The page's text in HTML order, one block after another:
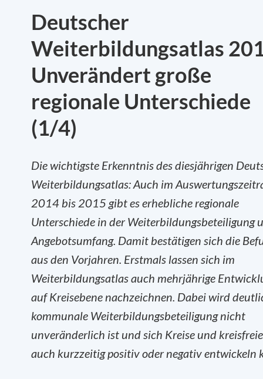
Deutscher
Weiterbildungsatlas
Unverändert große
regionale Unterschiede
(1/4)
Die wichtigste Erkenntnis des diesjährigen
Weiterbildungsatlas: Auch im
2014 bis 2015 gibt es erhebliche regionale
Unterschiede in der Weiterbildungsbeteiligung
Angebotsumfang. Damit bestätigen sich die
aus den Vorjahren. Erstmals lassen sich im
Weiterbildungsatlas auch mehrjährige
auf Kreisebene nachzeichnen. Dabei wird
kommunale Weiterbildungsbeteiligung nicht
unveränderlich ist und sich Kreise und
auch kurzzeitig positiv oder negativ entwickeln